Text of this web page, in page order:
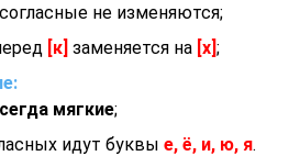
не изменяются;
[к] заменяется на [х];
мягкие;
идут буквы е, ё, и, ю, я.